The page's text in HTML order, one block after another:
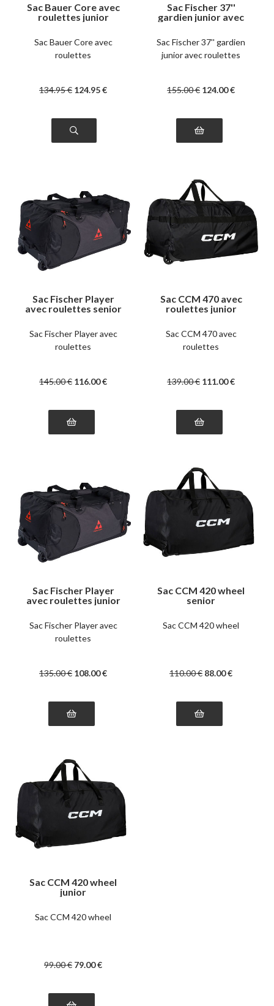
Sac Bauer Core avec
roulettes junior
Sac Bauer Core avec
roulettes
134.95€ 124.95€
Sac Fischer 37''
gardien junior avec
Sac Fischer 37'' gardien
junior avec roulettes
155.00€ 124.00€
Sac Fischer Player
avec roulettes senior
Sac Fischer Player avec
roulettes
145.00€ 116.00€
Sac CCM 470 avec
roulettes junior
Sac CCM 470 avec
roulettes
139.00€ 111.00€
Sac Fischer Player
avec roulettes junior
Sac Fischer Player avec
roulettes
135.00€ 108.00€
Sac CCM 420 wheel
senior
Sac CCM 420 wheel
110.00€ 88.00€
Sac CCM 420 wheel
junior
Sac CCM 420 wheel
99.00€ 79.00€